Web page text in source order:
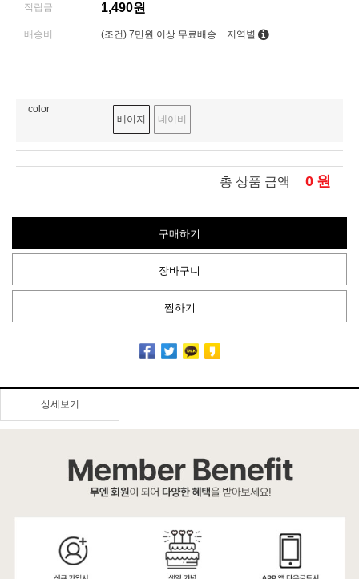
적립금 1,490원
배송비 (조건) 7만원 이상 무료배송 지역별
color
베이지
네이비
총 상품 금액 0 원
구매하기
장바구니
찜하기
상세보기